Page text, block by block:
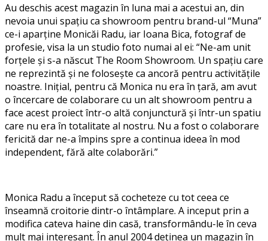
Au deschis acest magazin în luna mai a acestui an, din
nevoia unui spațiu ca showroom pentru brand-ul “Muna”
ce-i aparține Monicăi Radu, iar Ioana Bica, fotograf de
profesie, visa la un studio foto numai al ei: “Ne-am unit
forțele și s-a născut The Room Showroom. Un spațiu care
ne reprezintă și ne folosește ca ancoră pentru activitățile
noastre. Inițial, pentru că Monica nu era în țară, am avut
o încercare de colaborare cu un alt showroom pentru a
face acest proiect într-o altă conjunctură și într-un spatiu
care nu era în totalitate al nostru. Nu a fost o colaborare
fericită dar ne-a împins spre a continua ideea în mod
independent, fără alte colaborări.”
Monica Radu a început să cocheteze cu tot ceea ce
înseamnă croitorie dintr-o întâmplare. A inceput prin a
modifica cateva haine din casă, transformându-le în ceva
mult mai interesant. În anul 2004 deținea un magazin în